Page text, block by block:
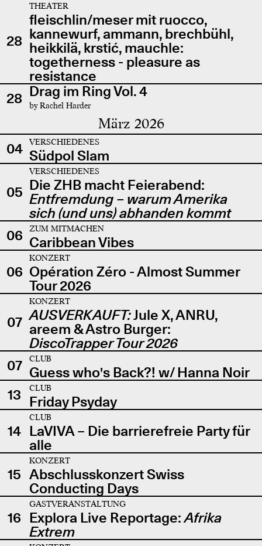
28
THEATER
fleischlin/meser mit ruocco,
kannewurf, ammann, brechbühl,
heikkilä, krstić, mauchle:
togetherness - pleasure as
resistance
28 Drag im Ring Vol. 4
by Rachel Harder
März 2026
04 VERSCHIEDENES
Südpol Slam
05
VERSCHIEDENES
Die ZHB macht Feierabend:
Entfremdung – warum Amerika
sich (und uns) abhanden kommt
06
ZUM MITMACHEN
Caribbean Vibes
06
KONZERT
Opération Zéro - Almost Summer
Tour 2026
07
KONZERT
AUSVERKAUFT:Jule X, ANRU,
areem & Astro Burger:
DiscoTrapper Tour 2026
07
CLUB
Guess who's Back?! w/ Hanna Noir
13
CLUB
Friday Psyday
14
CLUB
LaVIVA – Die barrierefreie Party für
alle
15
KONZERT
Abschlusskonzert Swiss
Conducting Days
16
GASTVERANSTALTUNG
Explora Live Reportage:Afrika
Extrem